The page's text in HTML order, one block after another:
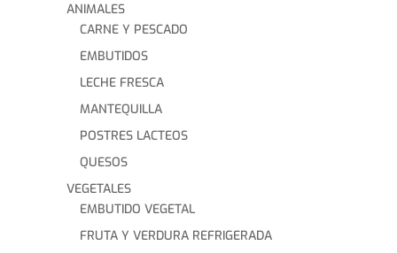
ANIMALES
CARNE Y PESCADO
EMBUTIDOS
LECHE FRESCA
MANTEQUILLA
POSTRES LACTEOS
QUESOS
VEGETALES
EMBUTIDO VEGETAL
FRUTA Y VERDURA REFRIGERADA